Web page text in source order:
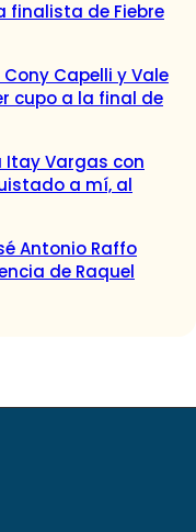
finalista de Fiebre
Capelli y Vale
cupo a la final de
Itay Vargas con
a mí, al
Antonio Raffo
de Raquel